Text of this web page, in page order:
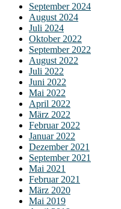
September 2024
August 2024
Juli 2024
Oktober 2022
September 2022
August 2022
Juli 2022
Juni 2022
Mai 2022
April 2022
März 2022
Februar 2022
Januar 2022
Dezember 2021
September 2021
Mai 2021
Februar 2021
März 2020
Mai 2019